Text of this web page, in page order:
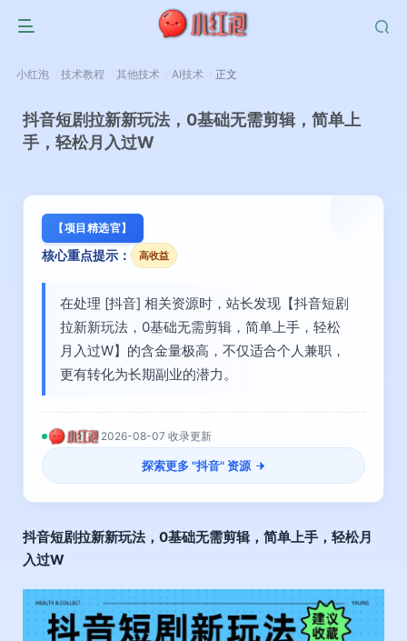
小红泡 技术教程 其他技术 AI技术 正文
抖音短剧拉新新玩法，0基础无需剪辑，简单上
手，轻松月入过W
【项目精选官】
核心重点提示： 高收益
在处理 [抖音] 相关资源时，站长发现【抖音短剧
拉新新玩法，0基础无需剪辑，简单上手，轻松
月入过W】的含金量极高，不仅适合个人兼职，
更有转化为长期副业的潜力。
2026-08-07 收录更新
探索更多 "抖音" 资源
抖音短剧拉新新玩法，0基础无需剪辑，简单上手，轻松月
入过W